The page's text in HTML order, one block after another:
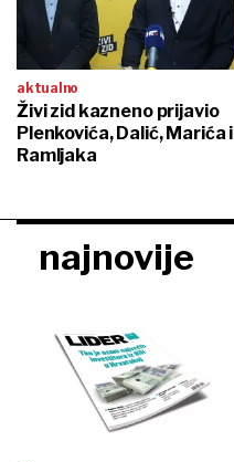
aktualno
Živi zid kazneno prijavio
Plenkovića, Dalić, Marića i
Ramljaka
najnovije